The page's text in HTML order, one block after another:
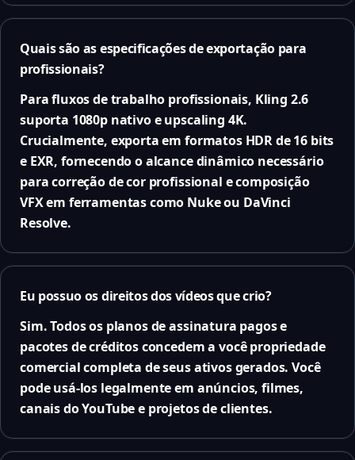
Quais são as especificações de exportação para
profissionais?
Para fluxos de trabalho profissionais, Kling 2.6
suporta 1080p nativo e upscaling 4K.
Crucialmente, exporta em formatos HDR de 16 bits
e EXR, fornecendo o alcance dinâmico necessário
para correção de cor profissional e composição
VFX em ferramentas como Nuke ou DaVinci
Resolve.
Eu possuo os direitos dos vídeos que crio?
Sim. Todos os planos de assinatura pagos e
pacotes de créditos concedem a você propriedade
comercial completa de seus ativos gerados. Você
pode usá-los legalmente em anúncios, filmes,
canais do YouTube e projetos de clientes.